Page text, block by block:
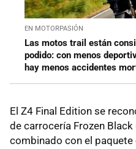
EN MOTORPASIÓN
Las motos trail están
podido: con menos
hay menos accidentes
El Z4 Final Edition se
de carrocería Frozen
combinado con el